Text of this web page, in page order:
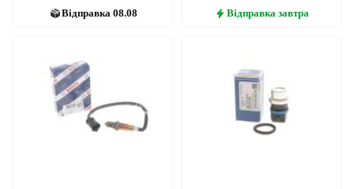
Відправка 08.08 Відправка завтра